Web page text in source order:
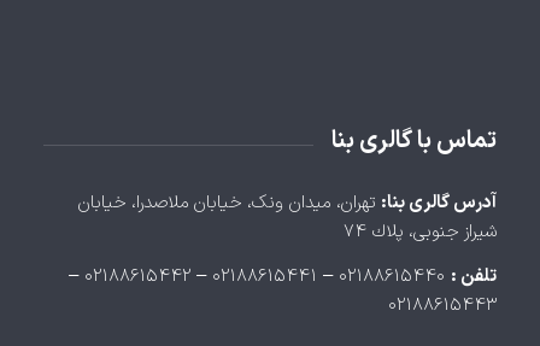
تماس با گالری بنا
آدرس گالری بنا: تهران، ميدان ونک، خيابان ملاصدرا، خيابان
شيراز جنوبی، پلاك ۷۴
تلفن :
۰۲۱۸۸۶۱۵۴۴۰ – ۰۲۱۸۸۶۱۵۴۴۱ – ۰۲۱۸۸۶۱۵۴۴۲ –
۰۲۱۸۸۶۱۵۴۴۳